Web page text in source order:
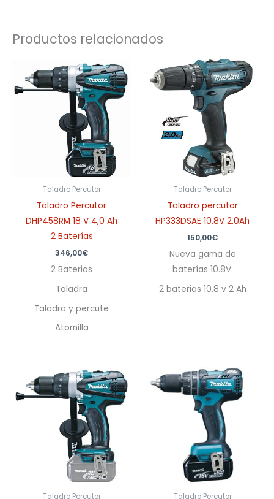
Productos relacionados
Taladro Percutor
Taladro Percutor
DHP458RM 18 V 4,0 Ah
2 Baterías
346,00€
2 Baterias
Taladra
Taladra y percute
Atornilla
Taladro Percutor
Taladro percutor
HP333DSAE 10.8V 2.0Ah
150,00€
Nueva gama de
baterías 10.8V.
2 baterias 10,8 v 2 Ah
Taladro Percutor Taladro Percutor